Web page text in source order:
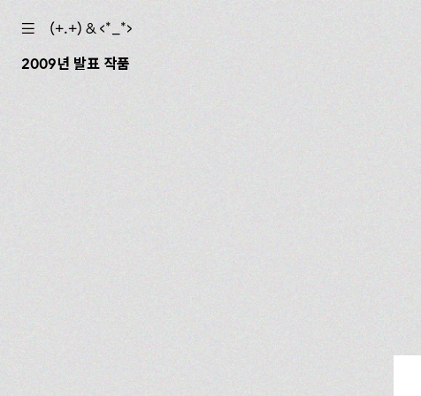
☰
(+.+) & ‹*_*›
2009년 발표 작품